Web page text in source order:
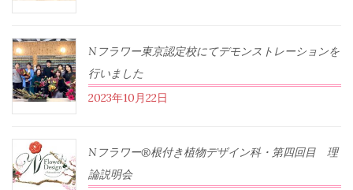
Nフラワー東京認定校にてデモンストレーションを
行いました
2023年10月22日
Nフラワー®根付き植物デザイン科・第四回目 理
論説明会